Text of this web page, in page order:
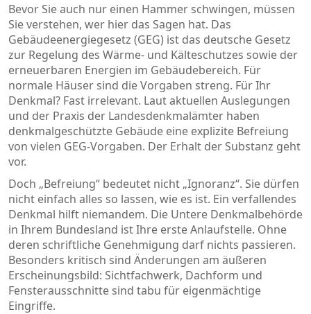
Bevor Sie auch nur einen Hammer schwingen, müssen
Sie verstehen, wer hier das Sagen hat. Das
Gebäudeenergiegesetz (GEG) ist das deutsche Gesetz
zur Regelung des Wärme- und Kälteschutzes sowie der
erneuerbaren Energien im Gebäudebereich. Für
normale Häuser sind die Vorgaben streng. Für Ihr
Denkmal? Fast irrelevant. Laut aktuellen Auslegungen
und der Praxis der Landesdenkmalämter haben
denkmalgeschützte Gebäude eine explizite Befreiung
von vielen GEG-Vorgaben. Der Erhalt der Substanz geht
vor.
Doch „Befreiung“ bedeutet nicht „Ignoranz“. Sie dürfen
nicht einfach alles so lassen, wie es ist. Ein verfallendes
Denkmal hilft niemandem. Die Untere Denkmalbehörde
in Ihrem Bundesland ist Ihre erste Anlaufstelle. Ohne
deren schriftliche Genehmigung darf nichts passieren.
Besonders kritisch sind Änderungen am äußeren
Erscheinungsbild: Sichtfachwerk, Dachform und
Fensterausschnitte sind tabu für eigenmächtige
Eingriffe.